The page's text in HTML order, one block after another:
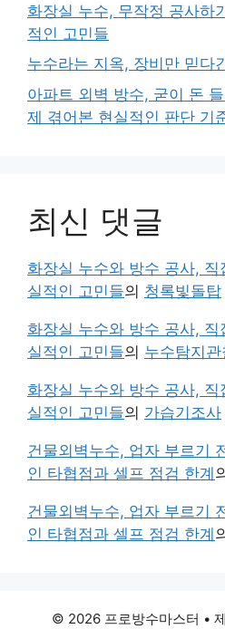
화장실 누수, 무작정 공사하
적인 고민들
누수라는 지옥, 장비만 믿다
아파트 외벽 방수, 굳이 돈
제 겪어본 현실적인 판단 기
최신 댓글
화장실 누수와 방수 공사,
실적인 고민들의 청록빛돌탑
화장실 누수와 방수 공사,
실적인 고민들의 누수탐지관
화장실 누수와 방수 공사,
실적인 고민들의 가습기조사
건물외벽누수, 업자 부르기
인 타협점과 셀프 점검 한계
건물외벽누수, 업자 부르기
인 타협점과 셀프 점검 한계
© 2026 프로방수마스터 •